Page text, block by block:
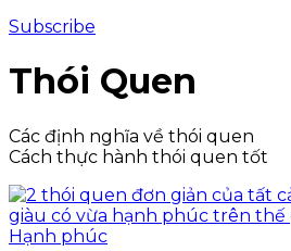
Subscribe
Thói Quen
Các định nghĩa về thói quen
Cách thực hành thói quen tốt
Hạnh phúc